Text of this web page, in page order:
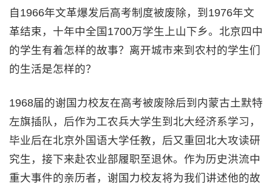
自1966年文革爆发后高考制度被废除，到1976年文
革结束，十年中全国1700万学生上山下乡。北京四中
的学生有着怎样的故事？离开城市来到农村的学生们
的生活是怎样的？
1968届的谢国力校友在高考被废除后到内蒙古土默特
左旗插队，后作为工农兵大学生到北大经济系学习，
毕业后在北京外国语大学任教，后又重回北大攻读研
究生，接下来赴农业部履职至退休。作为历史洪流中
重大事件的亲历者，谢国力校友将为我们讲述他的故